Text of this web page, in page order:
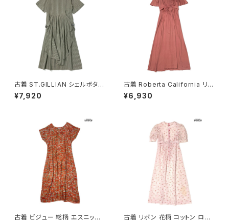
古着 ST.GILLIAN シェルボタン
ストライプ柄 コットン ロング丈
半袖 ワンピース グレー カーキ
¥7,920
古着 Roberta California リボ
ン 無地 ロング丈 半袖 ワンピー
ス ピンク (otu2604148)
¥6,930
古着 ビジュー 総柄 エスニック 古着 リボン 花柄 コットン ロン